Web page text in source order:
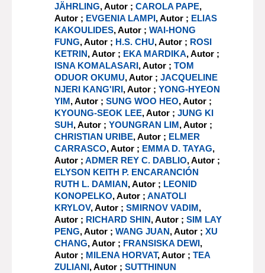
JÄHRLING, Autor ;CAROLA PAPE,
Autor ; EVGENIA LAMPI, Autor ; ELIAS
KAKOULIDES, Autor ;WAI-HONG
FUNG, Autor ; H.S. CHU, Autor ; ROSI
KETRIN, Autor ; EKA MARDIKA, Autor ;
ISNA KOMALASARI, Autor ;TOM
ODUOR OKUMU, Autor ;JACQUELINE
NJERI KANG'IRI, Autor ;YONG-HYEON
YIM, Autor ;SUNG WOO HEO, Autor ;
KYOUNG-SEOK LEE, Autor ;JUNG KI
SUH, Autor ;YOUNGRAN LIM, Autor ;
CHRISTIAN URIBE, Autor ; ELMER
CARRASCO, Autor ; EMMA D. TAYAG,
Autor ;ADMER REY C. DABLIO, Autor ;
ELYSON KEITH P. ENCARANCIÓN
RUTH L. DAMIAN, Autor ; LEONID
KONOPELKO, Autor ;ANATOLI
KRYLOV, Autor ;SMIRNOV VADIM,
Autor ; RICHARD SHIN, Autor ;SIM LAY
PENG, Autor ;WANG JUAN, Autor ;XU
CHANG, Autor ; FRANSISKA DEWI,
Autor ; MILENA HORVAT, Autor ;TEA
ZULIANI, Autor ;SUTTHINUN